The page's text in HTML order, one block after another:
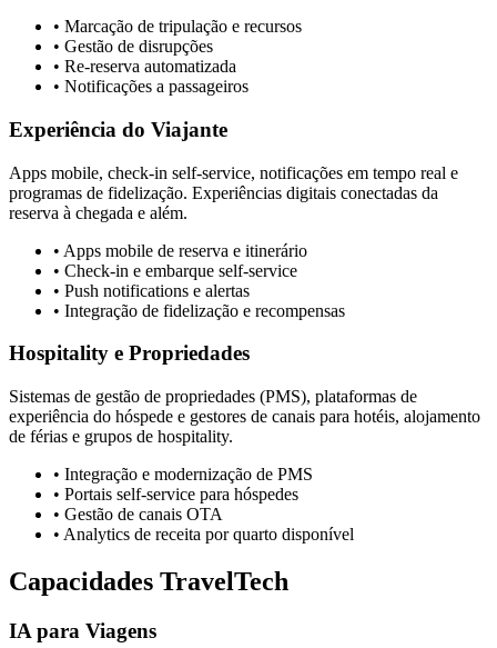
• Marcação de tripulação e recursos
• Gestão de disrupções
• Re-reserva automatizada
• Notificações a passageiros
Experiência do Viajante
Apps mobile, check-in self-service, notificações em tempo real e
programas de fidelização. Experiências digitais conectadas da
reserva à chegada e além.
• Apps mobile de reserva e itinerário
• Check-in e embarque self-service
• Push notifications e alertas
• Integração de fidelização e recompensas
Hospitality e Propriedades
Sistemas de gestão de propriedades (PMS), plataformas de
experiência do hóspede e gestores de canais para hotéis, alojamento
de férias e grupos de hospitality.
• Integração e modernização de PMS
• Portais self-service para hóspedes
• Gestão de canais OTA
• Analytics de receita por quarto disponível
Capacidades TravelTech
IA para Viagens